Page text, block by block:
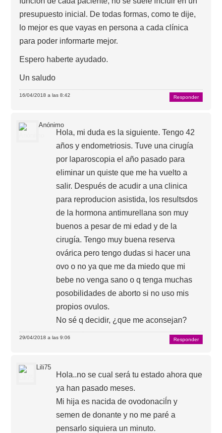
presupuesto inicial. De todas formas, como te dije,
lo mejor es que vayas en persona a cada clínica
para poder informarte mejor.
Espero haberte ayudado.
Un saludo
16/04/2018 a las 8:42 Responder
Anónimo
Hola, mi duda es la siguiente. Tengo 42
años y endometriosis. Tuve una cirugía
por laparoscopia el año pasado para
eliminar un quiste que me ha vuelto a
salir. Después de acudir a una clinica
para reproducion asistida, los resultsdos
de la hormona antimurellana son muy
buenos a pesar de mi edad y de la
cirugía. Tengo muy buena reserva
ovárica pero tengo dudas si hacer una
ovo o no ya que me da miedo que mi
bebe no venga sano o q tenga muchas
posobilidades de aborto si no uso mis
propios ovulos.
No sé q decidir, ¿que me aconsejan?
29/04/2018 a las 9:06 Responder
Lili75
Hola..no se cual será tu estado ahora que
ya han pasado meses.
Mi hija es nacida de ovodonaciĺn y
semen de donante y no me paré a
pensarlo siquiera un minuto.